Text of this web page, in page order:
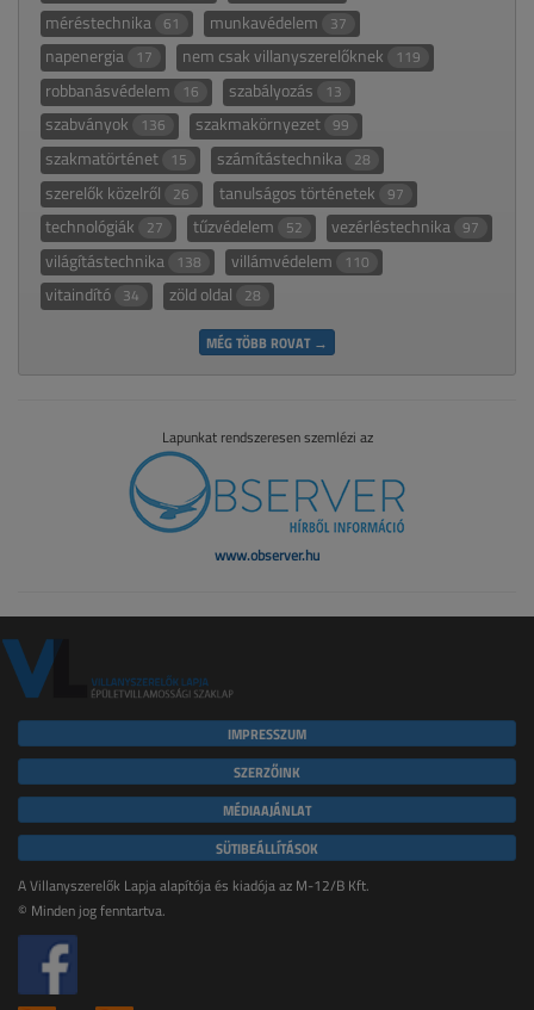
méréstechnika 61 munkavédelem 37
napenergia 17 nem csak villanyszerelőknek 119
robbanásvédelem 16 szabályozás 13
szabványok 136 szakmakörnyezet 99
szakmatörténet 15 számítástechnika 28
szerelők közelről 26 tanulságos történetek 97
technológiák 27 tűzvédelem 52 vezérléstechnika 97
világítástechnika 138 villámvédelem 110
vitaindító 34 zöld oldal 28
MÉG TÖBB ROVAT →
Lapunkat rendszeresen szemlézi az
www.observer.hu
IMPRESSZUM
SZERZŐINK
MÉDIAAJÁNLAT
SÜTIBEÁLLÍTÁSOK
A Villanyszerelők Lapja alapítója és kiadója az M-12/B Kft.
© Minden jog fenntartva.